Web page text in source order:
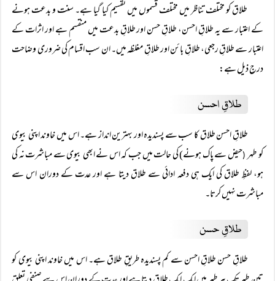
طلاق کو مختلف تناظر میں مختلف قسموں میں تقسیم کیا گیا ہے۔ سنت و بدعت ہونے
کے اعتبار سے یہ طلاقِ احسن، طلاقِ حسن اور طلاقِ بدعت میں منقسم ہے اور اثرات کے
اعتبار سے طلاقِ رجعی، طلاقِ بائن اور طلاقِ مغلظہ میں۔ ان سب اقسام کی ضروری وضاحت
درجِ ذیل ہے:
طلاقِ احسن
طلاقِ احسن طلاق کا سب سے پسندیدہ اور بہترین انداز ہے۔ اس میں خاوند اپنی بیوی
کو طہر (حیض سے پاک ہونے) کی حالت میں جب کہ اس نے ابھی بیوی سے مباشرت نہ کی
ہو، لفظِ طلاق کی ایک ہی دفعہ ادائی سے طلاق دیتا ہے اور عدت کے دوران اس سے
مباشرت نہیں کرتا۔
طلاقِ حسن
طلاقِ حسن طلاقِ احسن سے کم پسندیدہ طریقِ طلاق ہے۔ اس میں خاوند اپنی بیوی کو